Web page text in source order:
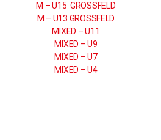
M – U15 GROSSFELD
M – U13 GROSSFELD
MIXED – U11
MIXED – U9
MIXED – U7
MIXED – U4